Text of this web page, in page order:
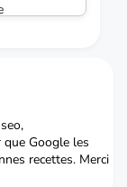
Google les
recettes. Merci